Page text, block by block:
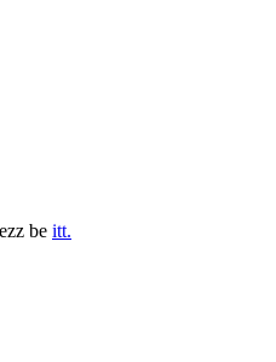
be itt.